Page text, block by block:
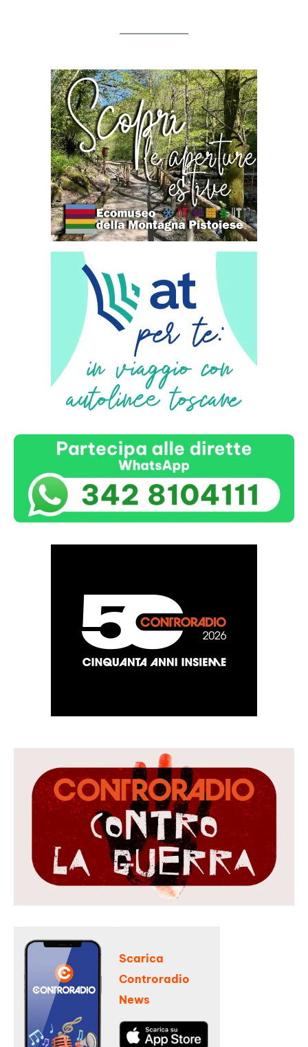
Scarica
Controradio
News